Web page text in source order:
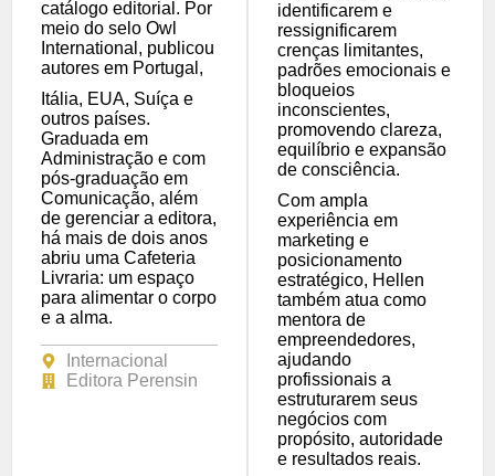
catálogo editorial. Por
meio do selo Owl
International, publicou
autores em Portugal,
Itália, EUA, Suíça e
outros países.
Graduada em
Administração e com
pós-graduação em
Comunicação, além
de gerenciar a editora,
há mais de dois anos
abriu uma Cafeteria
Livraria: um espaço
para alimentar o corpo
e a alma.
Internacional
Editora Perensin
identificarem e
ressignificarem
crenças limitantes,
padrões emocionais e
bloqueios
inconscientes,
promovendo clareza,
equilíbrio e expansão
de consciência.
Com ampla
experiência em
marketing e
posicionamento
estratégico, Hellen
também atua como
mentora de
empreendedores,
ajudando
profissionais a
estruturarem seus
negócios com
propósito, autoridade
e resultados reais.